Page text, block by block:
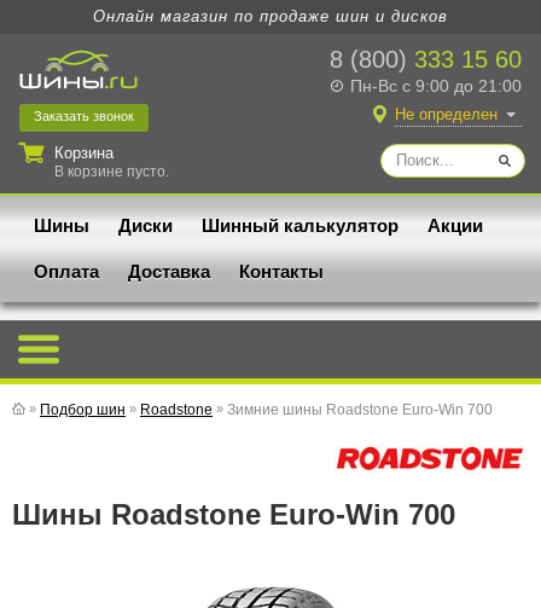
Онлайн магазин по продаже шин и дисков
8 (800) 333 15 60
Пн-Вс с 9:00 до 21:00
Заказать звонок
Корзина
В корзине пусто.
Не определен
Шины Диски Шинный калькулятор Акции
Оплата Доставка Контакты
» Подбор шин » Roadstone » Зимние шины Roadstone Euro-Win 700
Шины Roadstone Euro-Win 700